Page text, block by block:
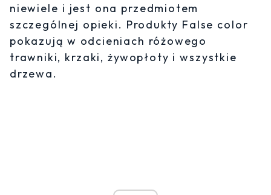
niewiele i jest ona przedmiotem
szczególnej opieki. Produkty False color
pokazują w odcieniach różowego
trawniki, krzaki, żywopłoty i wszystkie
drzewa.